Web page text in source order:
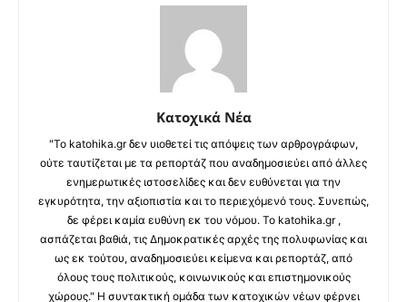
Κατοχικά Νέα
"Το katohika.gr δεν υιοθετεί τις απόψεις των αρθρογράφων,
ούτε ταυτίζεται με τα ρεπορτάζ που αναδημοσιεύει από άλλες
ενημερωτικές ιστοσελίδες και δεν ευθύνεται για την
εγκυρότητα, την αξιοπιστία και το περιεχόμενό τους. Συνεπώς,
δε φέρει καμία ευθύνη εκ του νόμου. Το katohika.gr ,
ασπάζεται βαθιά, τις Δημοκρατικές αρχές της πολυφωνίας και
ως εκ τούτου, αναδημοσιεύει κείμενα και ρεπορτάζ, από
όλους τους πολιτικούς, κοινωνικούς και επιστημονικούς
χώρους." Η συντακτική ομάδα των κατοχικών νέων φέρνει